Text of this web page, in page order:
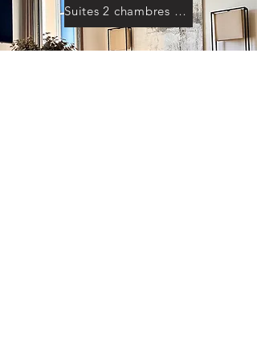
Suites 2 chambres Vue Mer